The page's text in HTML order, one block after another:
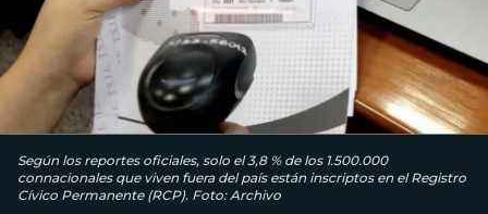
Según los reportes oficiales, solo el 3,8 % de los 1.500.000
connacionales que viven fuera del país están inscriptos en el Registro
Cívico Permanente (RCP). Foto: Archivo